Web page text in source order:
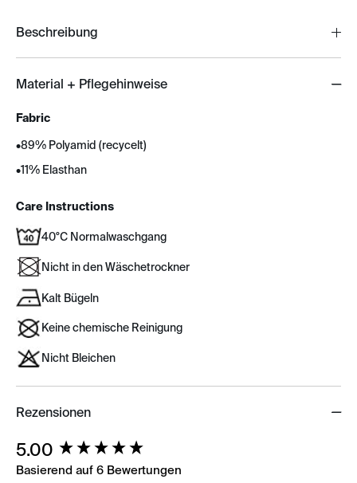
Beschreibung
Material + Pflegehinweise
Fabric
•89% Polyamid (recycelt)
•11% Elasthan
Care Instructions
40°C Normalwaschgang
Nicht in den Wäschetrockner
Kalt Bügeln
Keine chemische Reinigung
Nicht Bleichen
Rezensionen
5.00
Basierend auf 6 Bewertungen
New content loaded